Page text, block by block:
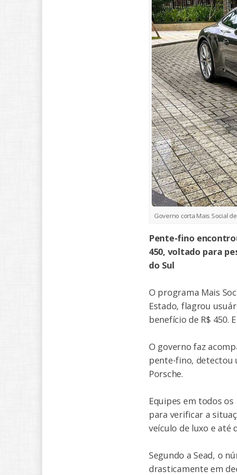
Governo corta Mais Social
Pente-fino
450, voltado para
do Sul
O programa Mais
Estado, flagrou
benefício de R$ 450.
O governo faz
pente-fino, detectou
Porsche.
Equipes em todos
para verificar a
veículo de luxo e até
Segundo a Sead, o
drasticamente em